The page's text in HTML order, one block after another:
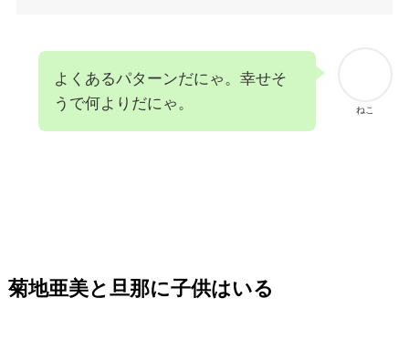
ねこ
よくあるパターンだにゃ。幸せそ
うで何よりだにゃ。
菊地亜美と旦那に子供はいる